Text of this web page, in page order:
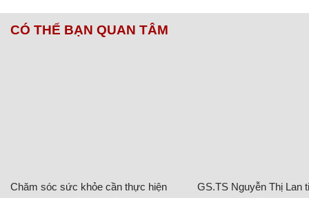
CÓ THỂ BẠN QUAN TÂM
Chăm sóc sức khỏe cần thực hiện
GS.TS Nguyễn Thị Lan